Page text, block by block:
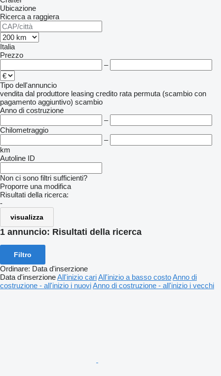
Ubicazione
Ricerca a raggiera
Italia
Prezzo
–
Tipo dell'annuncio
vendita dal produttore leasing credito rata permuta (scambio con
pagamento aggiuntivo) scambio
Anno di costruzione
–
Chilometraggio
–
km
Autoline ID
Non ci sono filtri sufficienti?
Proporre una modifica
Risultati della ricerca:
-
visualizza
1 annuncio: Risultati della ricerca
Filtro
Ordinare: Data d'inserzione
Data d'inserzioneAll'inizio cariAll'inizio a basso costoAnno di
costruzione - all'inizio i nuoviAnno di costruzione - all'inizio i vecchi